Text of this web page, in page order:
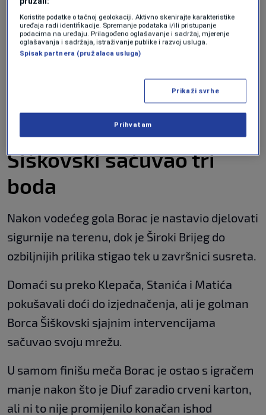
Prvu ozbiljniju priliku gosti su imali u 16. minuti
preko Perića, ali je njegov udarac glavom
završio pored gola.
do pogotka. Nakon velike greške u odbrani
domaćeg sastava, Perić je iskoristio poklon i
pogodio za vodstvo Borca.
Šiškovski sačuvao tri
boda
Nakon vodećeg gola Borac je nastavio djelovati
sigurnije na terenu, dok je Široki Brijeg do
ozbiljnijih prilika stigao tek u završnici susreta.
Domaći su preko Klepača, Stanića i Matića
pokušavali doći do izjednačenja, ali je golman
Borca Šiškovski sjajnim intervencijama
sačuvao svoju mrežu.
U samom finišu meča Borac je ostao s igračem
manje nakon što je Diuf zaradio crveni karton,
ali ni to nije promijenilo konačan ishod
Koristite podatke o tačnoj geolokaciji. Aktivno skenirajte karakteristike
uređaja radi identifikacije. Spremanje podataka i/ili pristupanje
podacima na uređaju. Prilagođeno oglašavanje i sadržaj, mjerenje
oglašavanja i sadržaja, istraživanje publike i razvoj usluga.
Spisak partnera (pružalaca usluga)
Prikaži svrhe
Prihvatam